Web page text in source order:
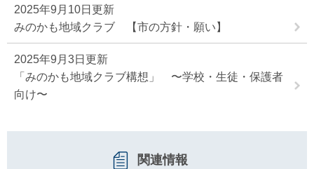
2025年9月10日更新
みのかも地域クラブ 【市の方針・願い】
2025年9月3日更新
「みのかも地域クラブ構想」 〜学校・生徒・保護者
向け〜
関連情報